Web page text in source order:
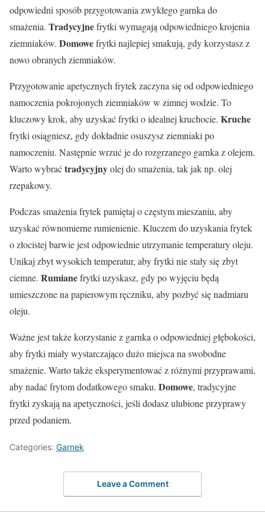
odpowiedni sposób przygotowania zwykłego garnka do
smażenia. Tradycyjnefrytki wymagają odpowiedniego krojenia
ziemniaków. Domowefrytki najlepiej smakują, gdy korzystasz z
nowo obranych ziemniaków.
Przygotowanie apetycznych frytek zaczyna się od odpowiedniego
namoczenia pokrojonych ziemniaków w zimnej wodzie. To
kluczowy krok, aby uzyskać frytki o idealnej kruchocie. Kruche
frytki osiągniesz, gdy dokładnie osuszysz ziemniaki po
namoczeniu. Następnie wrzuć je do rozgrzanego garnka z olejem.
Warto wybraćtradycyjnyolej do smażenia, tak jak np. olej
rzepakowy.
Podczas smażenia frytek pamiętaj o częstym mieszaniu, aby
uzyskać równomierne rumienienie. Kluczem do uzyskania frytek
o złocistej barwie jest odpowiednie utrzymanie temperatury oleju.
Unikaj zbyt wysokich temperatur, aby frytki nie stały się zbyt
ciemne. Rumianefrytki uzyskasz, gdy po wyjęciu będą
umieszczone na papierowym ręczniku, aby pozbyć się nadmiaru
oleju.
Ważne jest także korzystanie z garnka o odpowiedniej głębokości,
aby frytki miały wystarczająco dużo miejsca na swobodne
smażenie. Warto także eksperymentować z różnymi przyprawami,
aby nadać frytom dodatkowego smaku. Domowe, tradycyjne
frytki zyskają na apetyczności, jeśli dodasz ulubione przyprawy
przed podaniem.
Categories: Garnek
Leave a Comment